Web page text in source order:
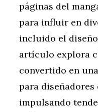
páginas del
para influir en
incluido el
artículo explora
convertido en
para
impulsando